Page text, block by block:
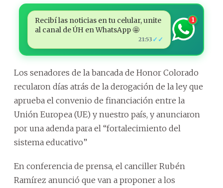
Recibí las noticias en tu celular, unite
al canal de ÚH en WhatsApp 🤩
21:53 ✓✓
1
Los senadores de la bancada de Honor Colorado
recularon días atrás de la derogación de la ley que
aprueba el convenio de financiación entre la
Unión Europea (UE) y nuestro país, y anunciaron
por una adenda para el “fortalecimiento del
sistema educativo”
En conferencia de prensa, el canciller Rubén
Ramírez anunció que van a proponer a los